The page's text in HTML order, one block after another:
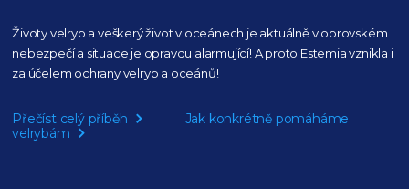
Životy velryb a veškerý život v oceánech je aktuálněv obrovském
nebezpečí a situace je opravdu alarmující!A proto Estemia vznikla i
za účelem ochrany velryb a oceánů!
Přečíst celý příběh
Jak konkrétně pomáháme
velrybám